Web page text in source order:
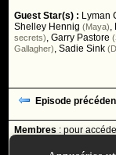
Guest Star(s) : Lyman
Shelley Hennig (Maya),
secrets),Garry Pastore
Gallagher),Sadie Sink
Episode
Membres : pour